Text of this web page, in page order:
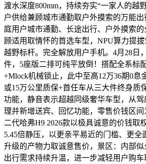
渡水深度800mm，持续夯实“一家人的越
户供给兼顾城市通勤取户外摸索的万能
庭用户城市通勤、长途出行、户外摸索
顾适用取情怀的首选车型，NPU算力提
越野标杆。完全解放用户手机。4月28日
件，5座版二排可纯平放倒！搭配全系标
+Mlock机械锁止，此中至高12万36期0息
或15万公里质保+首任车从三大件终身质
功能，静音表示超越同级奢华车型，从驾
理并新增送宾、回忆功能，零售价钱区间
二代哈弗H9 2026款以极具诚意的价钱取
5.45倍静压，以更亲平易近的门槛、更全
升级的产物力取诚意售价，景区：内部
出行需求持续升温，进一步减轻用户购